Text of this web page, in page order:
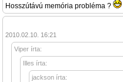
Hosszútávú memória probléma ?
2010.02.10. 16:21
Viper írta:
Illes írta:
jackson írta: